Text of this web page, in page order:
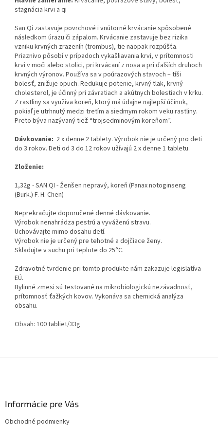
stagnácia krvi a qi
San Qi zastavuje povrchové i vnútorné krvácanie spôsobené
následkom úrazu či zápalom. Krvácanie zastavuje bez rizika
vzniku krvných zrazenín (trombus), tie naopak rozpúšťa.
Priaznivo pôsobí v prípadoch vykašliavania krvi, v prítomnosti
krvi v moči alebo stolici, pri krvácaní z nosa a pri ďalších druhoch
krvných výronov. Používa sa v poúrazových stavoch – tíši
bolesť, znižuje opuch. Redukuje potenie, krvný tlak, krvný
cholesterol, je účinný pri závratiach a akútnych bolestiach v krku.
Z rastliny sa využíva koreň, ktorý má údajne najlepší účinok,
pokiaľ je utrhnutý medzi tretím a siedmym rokom veku rastliny.
Preto býva nazývaný tiež “trojsedminovým koreňom”.
Dávkovanie: 2 x denne 2 tablety. Výrobok nie je určený pro deti
do 3 rokov. Deti od 3 do 12 rokov užívajú 2 x denne 1 tabletu.
Zloženie:
1,32g - SAN QI - Ženšen nepravý, koreň (Panax notoginseng
(Burk.) F. H. Chen)
Neprekračujte doporučené denné dávkovanie.
Výrobok nenahrádza pestrú a vyváženú stravu.
Uchovávajte mimo dosahu detí.
Výrobok nie je určený pre tehotné a dojčiace ženy.
Skladujte v suchu pri teplote do 25°C.
Zdravotné tvrdenie pri tomto produkte nám zakazuje legislatíva
EÚ.
Bylinné zmesi sú testované na mikrobiologickú nezávadnosť,
prítomnosť ťažkých kovov. Vykonáva sa chemická analýza
obsahu.
Obsah: 100 tabliet/33g
Informácie pre Vás
Obchodné podmienky